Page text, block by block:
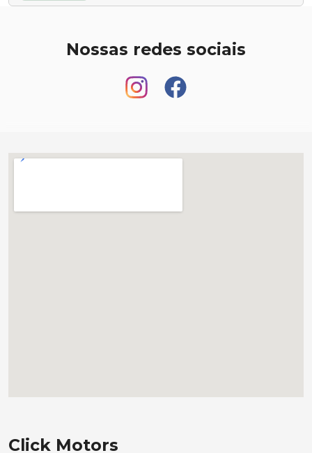
Nossas redes sociais
Click Motors